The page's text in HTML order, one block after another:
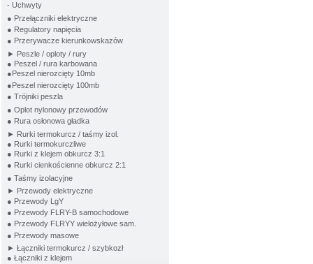
- Uchwyty
● Przełączniki elektryczne
● Regulatory napięcia
● Przerywacze kierunkowskazów
► Peszle / oploty / rury
● Peszel / rura karbowana
●Peszel nierozcięty 10mb
●Peszel nierozcięty 100mb
● Trójniki peszla
● Oplot nylonowy przewodów
● Rura osłonowa gładka
► Rurki termokurcz / taśmy izol.
● Rurki termokurczliwe
● Rurki z klejem obkurcz 3:1
● Rurki cienkościenne obkurcz 2:1
● Taśmy izolacyjne
► Przewody elektryczne
● Przewody LgY
● Przewody FLRY-B samochodowe
● Przewody FLRYY wielożyłowe sam.
● Przewody masowe
► Łączniki termokurcz / szybkozł
● Łączniki z klejem